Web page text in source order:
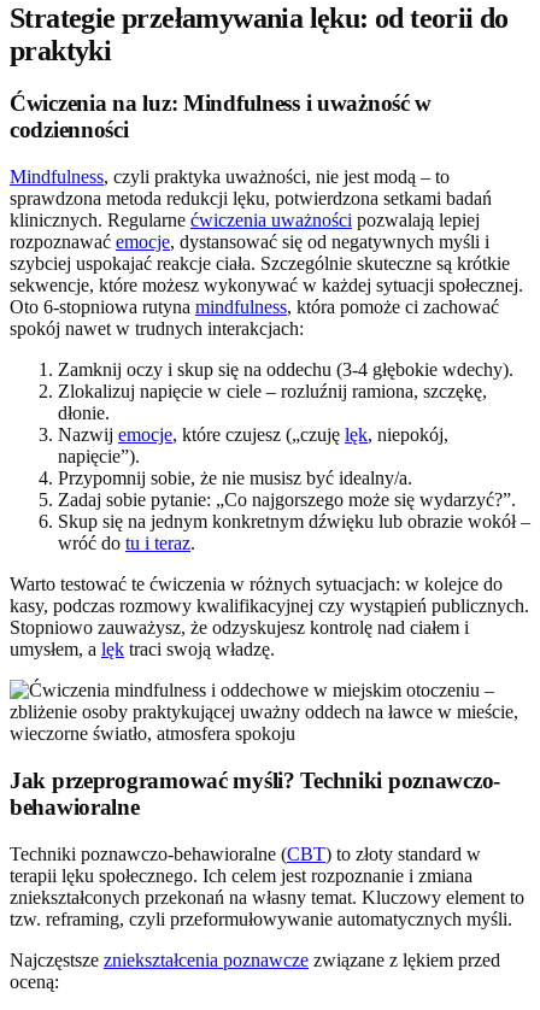
Strategie przełamywania lęku: od teorii do
praktyki
Ćwiczenia na luz: Mindfulness i uważność w
codzienności
Mindfulness, czyli praktyka uważności, nie jest modą – to
sprawdzona metoda redukcji lęku, potwierdzona setkami badań
klinicznych. Regularne ćwiczenia uważności pozwalają lepiej
rozpoznawać emocje, dystansować się od negatywnych myśli i
szybciej uspokajać reakcje ciała. Szczególnie skuteczne są krótkie
sekwencje, które możesz wykonywać w każdej sytuacji społecznej.
Oto 6-stopniowa rutyna mindfulness, która pomoże ci zachować
spokój nawet w trudnych interakcjach:
Zamknij oczy i skup się na oddechu (3-4 głębokie wdechy).
Zlokalizuj napięcie w ciele – rozluźnij ramiona, szczękę,
dłonie.
Nazwij emocje, które czujesz („czuję lęk, niepokój,
napięcie”).
Przypomnij sobie, że nie musisz być idealny/a.
Zadaj sobie pytanie: „Co najgorszego może się wydarzyć?”.
Skup się na jednym konkretnym dźwięku lub obrazie wokół –
wróć do tu i teraz.
Warto testować te ćwiczenia w różnych sytuacjach: w kolejce do
kasy, podczas rozmowy kwalifikacyjnej czy wystąpień publicznych.
Stopniowo zauważysz, że odzyskujesz kontrolę nad ciałem i
umysłem, a lęk traci swoją władzę.
Jak przeprogramować myśli? Techniki poznawczo-
behawioralne
Techniki poznawczo-behawioralne (CBT) to złoty standard w
terapii lęku społecznego. Ich celem jest rozpoznanie i zmiana
zniekształconych przekonań na własny temat. Kluczowy element to
tzw. reframing, czyli przeformułowywanie automatycznych myśli.
Najczęstsze zniekształcenia poznawcze związane z lękiem przed
oceną: